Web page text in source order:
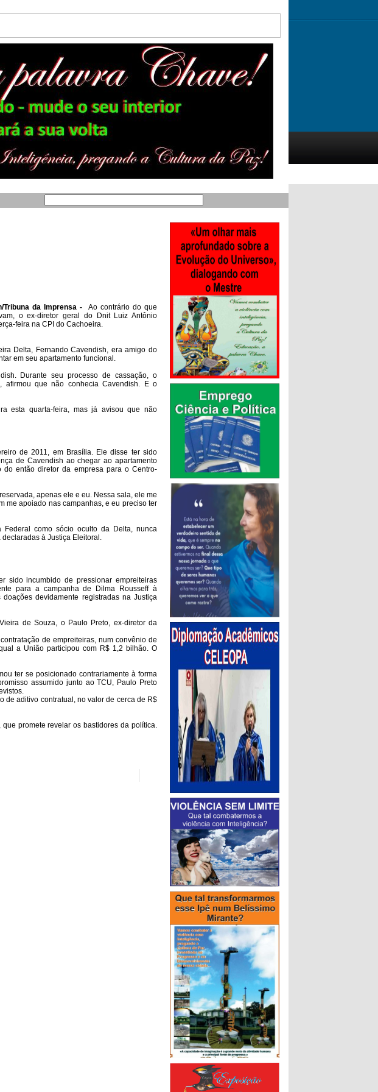
Tribuna da Imprensa - Ao contrário do que
o ex-diretor geral do Dnit Luiz Antônio
feira na CPI do Cachoeira.
Delta, Fernando Cavendish, era amigo do
em seu apartamento funcional.
Durante seu processo de cassação, o
afirmou que não conhecia Cavendish. E o
esta quarta-feira, mas já avisou que não
de 2011, em Brasília. Ele disse ter sido
de Cavendish ao chegar ao apartamento
do então diretor da empresa para o Centro-
apenas ele e eu. Nessa sala, ele me
me apoiado nas campanhas, e eu preciso ter
Federal como sócio oculto da Delta, nunca
à Justiça Eleitoral.
sido incumbido de pressionar empreiteiras
para a campanha de Dilma Rousseff à
devidamente registradas na Justiça
de Souza, o Paulo Preto, ex-diretor da
de empreiteiras, num convênio de
a União participou com R$ 1,2 bilhão. O
ter se posicionado contrariamente à forma
assumido junto ao TCU, Paulo Preto
de aditivo contratual, no valor de cerca de R$
promete revelar os bastidores da política.